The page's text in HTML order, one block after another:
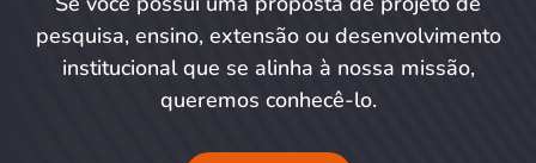
pesquisa, ensino, extensão ou desenvolvimento
institucional que se alinha à nossa missão,
queremos conhecê-lo.